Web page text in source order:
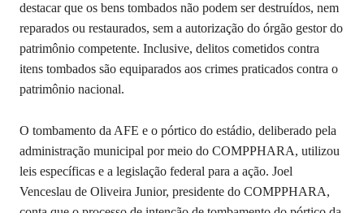
destacar que os bens tombados não podem ser destruídos, nem
reparados ou restaurados, sem a autorização do órgão gestor do
patrimônio competente. Inclusive, delitos cometidos contra
itens tombados são equiparados aos crimes praticados contra o
patrimônio nacional.
O tombamento da AFE e o pórtico do estádio, deliberado pela
administração municipal por meio do COMPPHARA, utilizou
leis específicas e a legislação federal para a ação. Joel
Venceslau de Oliveira Junior, presidente do COMPPHARA,